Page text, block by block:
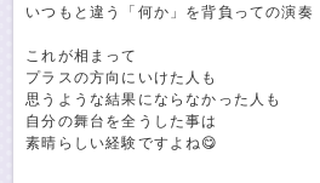
いつもと違う「何か」を背負っての演奏
これが相まって
プラスの方向にいけた人も
思うような結果にならなかった人も
自分の舞台を全うした事は
素晴らしい経験ですよね😋